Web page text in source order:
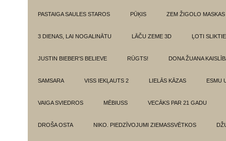
PASTAIGA SAULES STAROS PŪĶIS ZEM ŽIGOLO MASKAS
3 DIENAS, LAI NOGALINĀTU LĀČU ZEME 3D ĻOTI
JUSTIN BIEBER'S BELIEVE RŪGTS! DONA ŽUANA
SAMSARA VISS IEKĻAUTS 2 LIELĀS KĀZAS ESMU
VAIGA SVIEDROS MĒBIUSS VECĀKS PAR 21 GADU
DROŠA OSTA NIKO. PIEDZĪVOJUMI ZIEMASSVĒTKOS